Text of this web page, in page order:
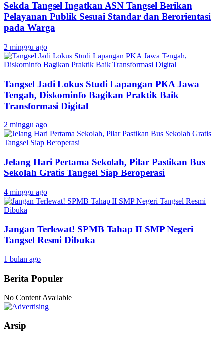
Sekda Tangsel Ingatkan ASN Tangsel Berikan
Pelayanan Publik Sesuai Standar dan Berorientasi
pada Warga
2 minggu ago
Tangsel Jadi Lokus Studi Lapangan PKA Jawa
Tengah, Diskominfo Bagikan Praktik Baik
Transformasi Digital
2 minggu ago
Jelang Hari Pertama Sekolah, Pilar Pastikan Bus
Sekolah Gratis Tangsel Siap Beroperasi
4 minggu ago
Jangan Terlewat! SPMB Tahap II SMP Negeri
Tangsel Resmi Dibuka
1 bulan ago
Berita Populer
No Content Available
Arsip